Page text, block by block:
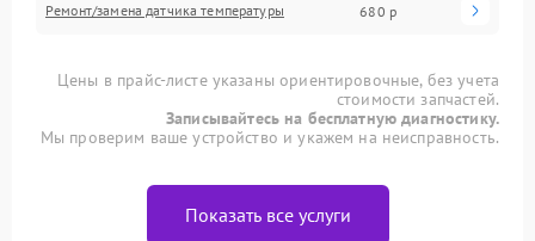
Ремонт/замена датчика температуры 680 р
Цены в прайс-листе указаны ориентировочные, без учета
стоимости запчастей.
Записывайтесь на бесплатную диагностику.
Мы проверим ваше устройство и укажем на неисправность.
Показать все услуги